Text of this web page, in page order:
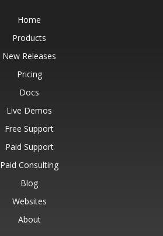
Home
Products
New Releases
Pricing
Docs
Live Demos
Free Support
Paid Support
Paid Consulting
Blog
Websites
About